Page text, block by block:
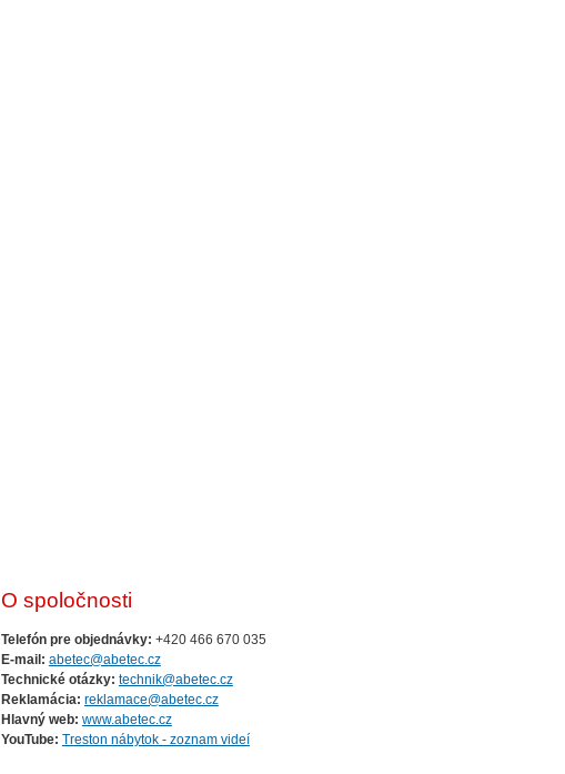
O spoločnosti
Telefón pre objednávky: +420 466 670 035
E-mail: abetec@abetec.cz
Technické otázky: technik@abetec.cz
Reklamácia: reklamace@abetec.cz
Hlavný web: www.abetec.cz
YouTube: Treston nábytok - zoznam videí